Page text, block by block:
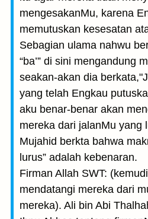
mengesakanMu, karena
memutuskan kesesatan
Sebagian ulama nahwu
“ba’” di sini mengandung
seakan-akan dia
yang telah Engkau
aku benar-benar akan
mereka dari jalanMu yang
Mujahid berkta bahwa
lurus” adalah kebenaran.
Firman Allah SWT:
mendatangi mereka dari
mereka). Ali bin Abi